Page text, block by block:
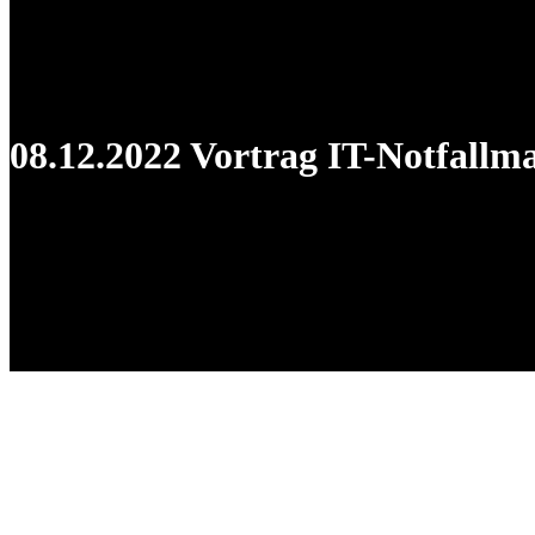
08.12.2022 Vortrag IT-